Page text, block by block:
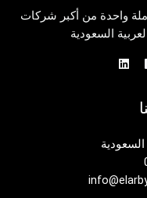
واحدة من أكبر شركات
السعودية
السعودية